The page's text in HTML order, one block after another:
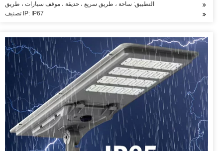
التطبيق: ساحة ، طريق سريع ، حديقة ، موقف سيارات ، طريق
تصنيف IP: IP67